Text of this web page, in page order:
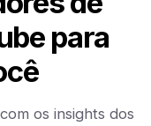
para
os insights dos